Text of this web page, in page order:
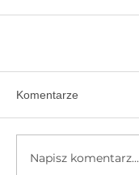
Komentarze
Napisz komentarz...